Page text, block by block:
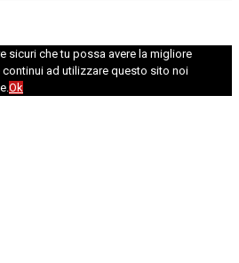
sicuri che tu possa avere la migliore
ad utilizzare questo sito noi
Ok